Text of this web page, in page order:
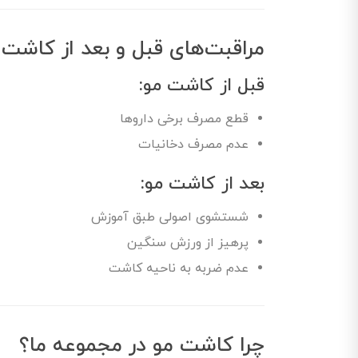
مراقبت‌های قبل و بعد از
قبل از کاشت مو:
قطع مصرف برخی داروها
عدم مصرف دخانیات
بعد از کاشت مو:
شستشوی اصولی طبق آموزش
پرهیز از ورزش سنگین
عدم ضربه به ناحیه کاشت
چرا کاشت مو در مجموعه ما؟